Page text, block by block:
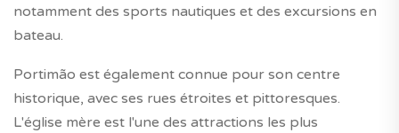
notamment des sports nautiques et des excursions en
bateau.
Portimão est également connue pour son centre
historique, avec ses rues étroites et pittoresques.
L'église mère est l'une des attractions les plus